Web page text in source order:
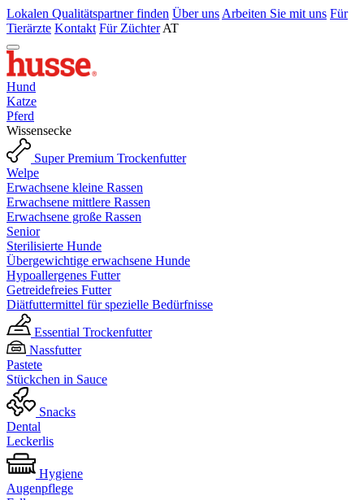
Lokalen Qualitätspartner finden Über uns Arbeiten Sie mit uns Für
Tierärzte Kontakt Für Züchter AT
Hund
Katze
Pferd
Wissensecke
Super Premium Trockenfutter
Welpe
Erwachsene kleine Rassen
Erwachsene mittlere Rassen
Erwachsene große Rassen
Senior
Sterilisierte Hunde
Übergewichtige erwachsene Hunde
Hypoallergenes Futter
Getreidefreies Futter
Diätfuttermittel für spezielle Bedürfnisse
Essential Trockenfutter
Nassfutter
Pastete
Stückchen in Sauce
Snacks
Dental
Leckerlis
Hygiene
Augenpflege